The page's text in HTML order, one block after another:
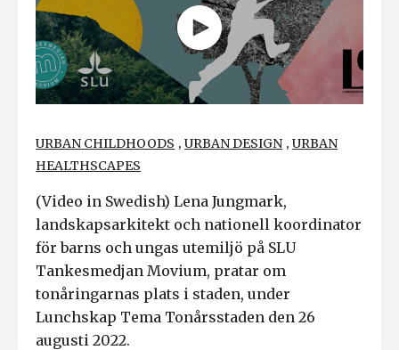
URBAN CHILDHOODS ,URBAN DESIGN ,URBAN
HEALTHSCAPES
(Video in Swedish) Lena Jungmark,
landskapsarkitekt och nationell koordinator
för barns och ungas utemiljö på SLU
Tankesmedjan Movium, pratar om
tonåringarnas plats i staden, under
Lunchskap Tema Tonårsstaden den 26
augusti 2022.